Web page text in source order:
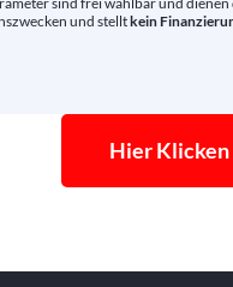
und stelltkein
Hier